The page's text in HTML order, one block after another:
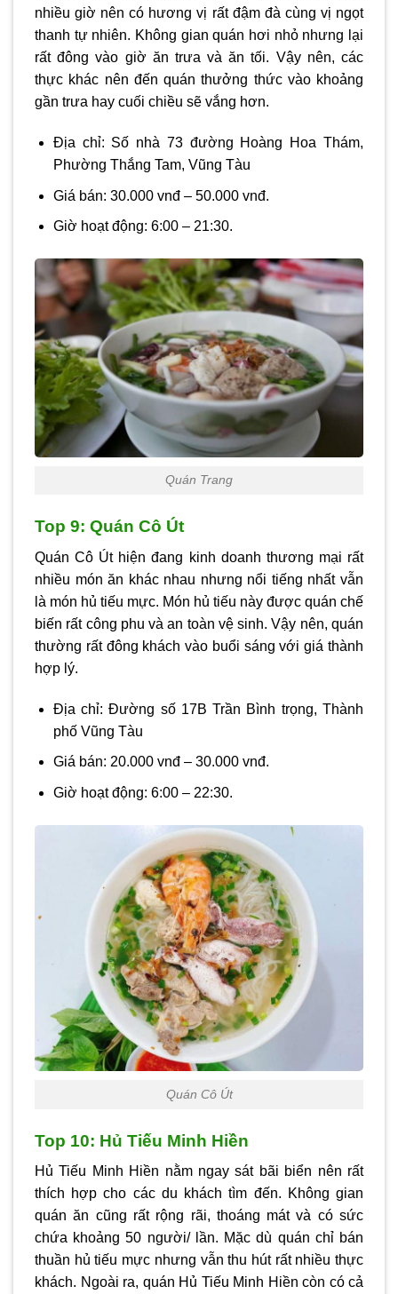
nhiều giờ nên có hương vị rất đậm đà cùng vị ngọt
thanh tự nhiên. Không gian quán hơi nhỏ nhưng lại
rất đông vào giờ ăn trưa và ăn tối. Vậy nên, các
thực khác nên đến quán thưởng thức vào khoảng
gần trưa hay cuối chiều sẽ vắng hơn.
Địa chỉ: Số nhà 73 đường Hoàng Hoa Thám,
Phường Thắng Tam, Vũng Tàu
Giá bán: 30.000 vnđ – 50.000 vnđ.
Giờ hoạt động: 6:00 – 21:30.
Quán Trang
Top 9: Quán Cô Út
Quán Cô Út hiện đang kinh doanh thương mại rất
nhiều món ăn khác nhau nhưng nổi tiếng nhất vẫn
là món hủ tiếu mực. Món hủ tiếu này được quán chế
biến rất công phu và an toàn vệ sinh. Vậy nên, quán
thường rất đông khách vào buổi sáng với giá thành
hợp lý.
Địa chỉ: Đường số 17B Trần Bình trọng, Thành
phố Vũng Tàu
Giá bán: 20.000 vnđ – 30.000 vnđ.
Giờ hoạt động: 6:00 – 22:30.
Quán Cô Út
Top 10: Hủ Tiếu Minh Hiền
Hủ Tiếu Minh Hiền nằm ngay sát bãi biển nên rất
thích hợp cho các du khách tìm đến. Không gian
quán ăn cũng rất rộng rãi, thoáng mát và có sức
chứa khoảng 50 người/ lần. Mặc dù quán chỉ bán
thuần hủ tiếu mực nhưng vẫn thu hút rất nhiều thực
khách. Ngoài ra, quán Hủ Tiếu Minh Hiền còn có cả